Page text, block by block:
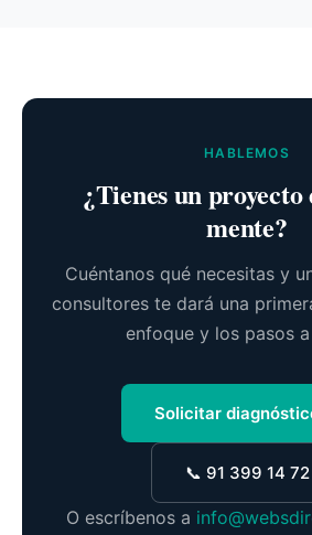
HABLEMOS
¿Tienes un
mente?
Cuéntanos qué necesitas y
consultores te dará una
enfoque y los pasos
Solicitar
📞 91 399 14 72
O escríbenos a